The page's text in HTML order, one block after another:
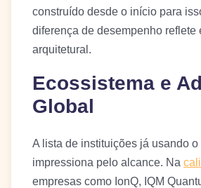
construído desde o início para
diferença de desempenho reflete
arquitetural.
Ecossistema e
Global
A lista de instituições já usando o
impressiona pelo alcance. Na
empresas como IonQ, IQM